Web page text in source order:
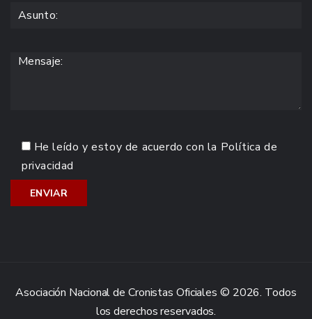
He leído y estoy de acuerdo con la Política de
privacidad
Asociación Nacional de Cronistas Oficiales © 2026. Todos
los derechos reservados.